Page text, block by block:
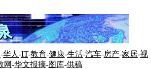
-华人 -IT-教育-健康-生活-汽车-房产-家居-视
网-华文报摘-图库-供稿